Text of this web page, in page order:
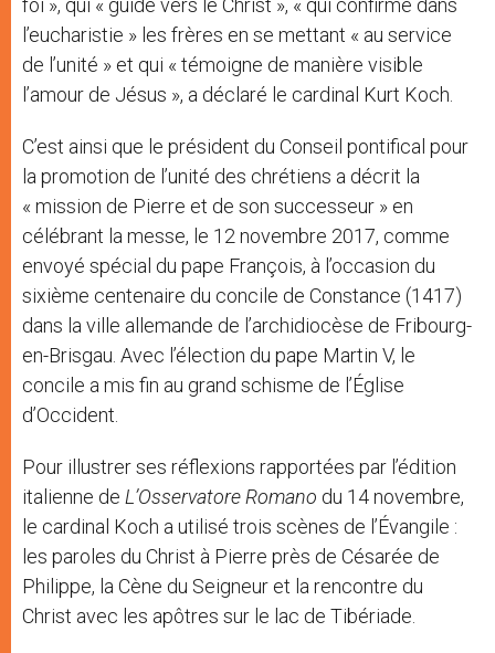
foi », qui « guide vers le Christ », « qui confirme dans
l’eucharistie » les frères en se mettant « au service
de l’unité » et qui « témoigne de manière visible
l’amour de Jésus », a déclaré le cardinal Kurt Koch.
C’est ainsi que le président du Conseil pontifical pour
la promotion de l’unité des chrétiens a décrit la
« mission de Pierre et de son successeur » en
célébrant la messe, le 12 novembre 2017, comme
envoyé spécial du pape François, à l’occasion du
sixième centenaire du concile de Constance (1417)
dans la ville allemande de l’archidiocèse de Fribourg-
en-Brisgau. Avec l’élection du pape Martin V, le
concile a mis fin au grand schisme de l’Église
d’Occident.
Pour illustrer ses réflexions rapportées par l’édition
italienne de L’Osservatore Romano du 14 novembre,
le cardinal Koch a utilisé trois scènes de l’Évangile :
les paroles du Christ à Pierre près de Césarée de
Philippe, la Cène du Seigneur et la rencontre du
Christ avec les apôtres sur le lac de Tibériade.